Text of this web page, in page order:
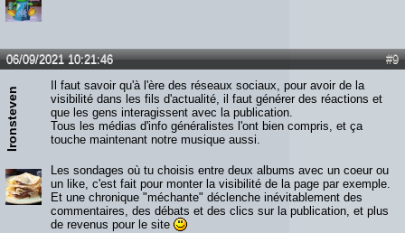
#9
06/09/2021 10:21:46
Ironsteven
Il faut savoir qu'à l'ère des réseaux sociaux, pour avoir de la
visibilité dans les fils d'actualité, il faut générer des réactions et
que les gens interagissent avec la publication.
Tous les médias d'info généralistes l'ont bien compris, et ça
touche maintenant notre musique aussi.
Les sondages où tu choisis entre deux albums avec un coeur ou
un like, c'est fait pour monter la visibilité de la page par exemple.
Et une chronique "méchante" déclenche inévitablement des
commentaires, des débats et des clics sur la publication, et plus
de revenus pour le site